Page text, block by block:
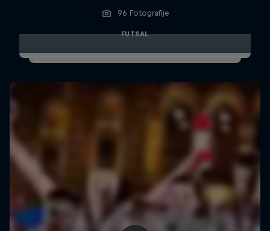
96 Fotografije
FUTSAL